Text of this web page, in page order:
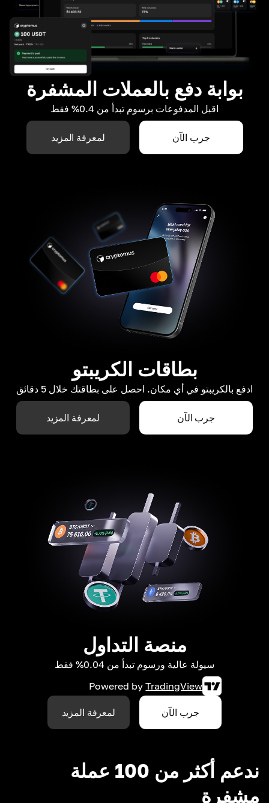
بوابة دفع بالعملات المشفرة
اقبل المدفوعات برسوم تبدأ من 0.4% فقط
جرب الآن لمعرفة المزيد
بطاقات الكريبتو
ادفع بالكريبتو في أي مكان. احصل على بطاقتك خلال 5 دقائق
جرب الآن لمعرفة المزيد
منصة التداول
سيولة عالية ورسوم تبدأ من 0.04% فقط
Powered by TradingView
جرب الآن لمعرفة المزيد
ندعم أكثر من 100 عملة
مشفرة